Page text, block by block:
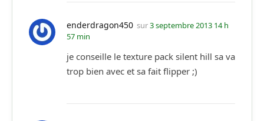
enderdragon450 sur3 septembre 2013 14 h
57 min
je conseille le texture pack silent hill sa va
trop bien avec et sa fait flipper ;)